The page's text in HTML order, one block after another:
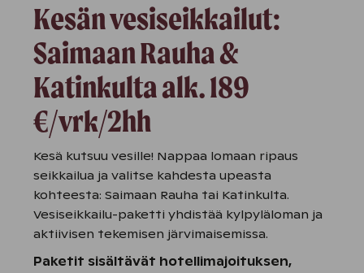
Kesän vesiseikkailut:
Saimaan Rauha &
Katinkulta alk. 189
€/vrk/2hh
Kesä kutsuu vesille! Nappaa lomaan ripaus
seikkailua ja valitse kahdesta upeasta
kohteesta: Saimaan Rauha tai Katinkulta.
Vesiseikkailu-paketti yhdistää kylpyläloman ja
aktiivisen tekemisen järvimaisemissa.
Paketit sisältävät hotellimajoituksen,